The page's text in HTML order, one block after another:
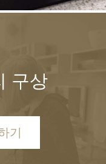
구상
기